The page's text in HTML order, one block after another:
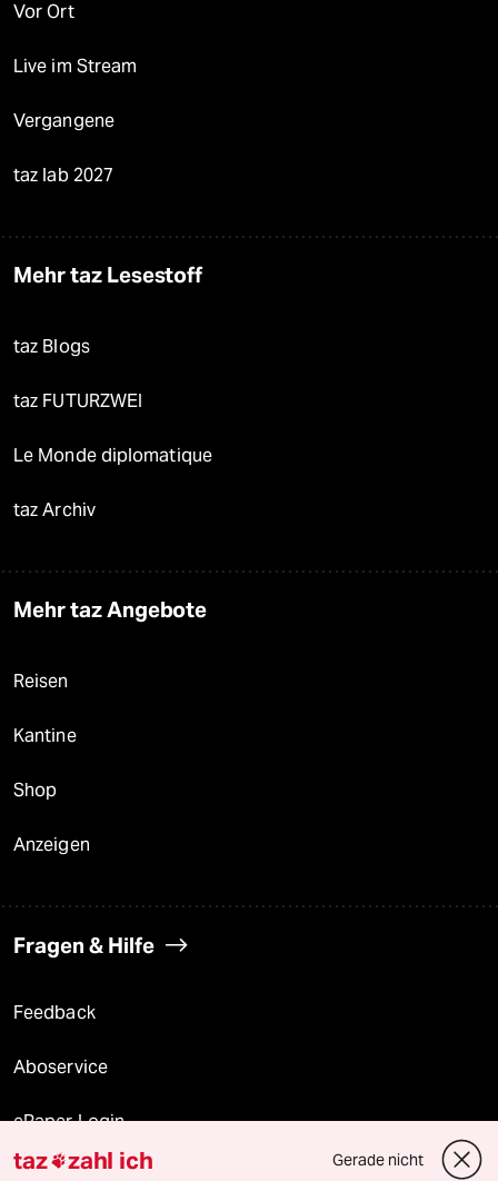
Vor Ort
Live im Stream
Vergangene
taz lab 2027
Mehr taz Lesestoff
taz Blogs
taz FUTURZWEI
Le Monde diplomatique
taz Archiv
Mehr taz Angebote
Reisen
Kantine
Shop
Anzeigen
Fragen & Hilfe
Feedback
Aboservice
ePaper Login
Downloads für Abonnierende
taz zahl ich Gerade nicht